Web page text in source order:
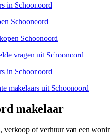
in Schoonoord
Schoonoord
Schoonoord
vragen uit Schoonoord
in Schoonoord
makelaars uit Schoonoord
makelaar
verkoop of verhuur van een